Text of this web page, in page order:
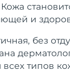
и
без
всех типов